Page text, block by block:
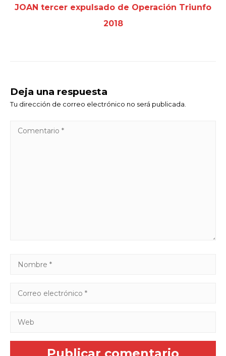
JOAN tercer expulsado de Operación Triunfo
2018
Deja una respuesta
Tu dirección de correo electrónico no será publicada.